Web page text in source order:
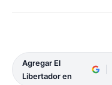
Agregar El
Libertador en